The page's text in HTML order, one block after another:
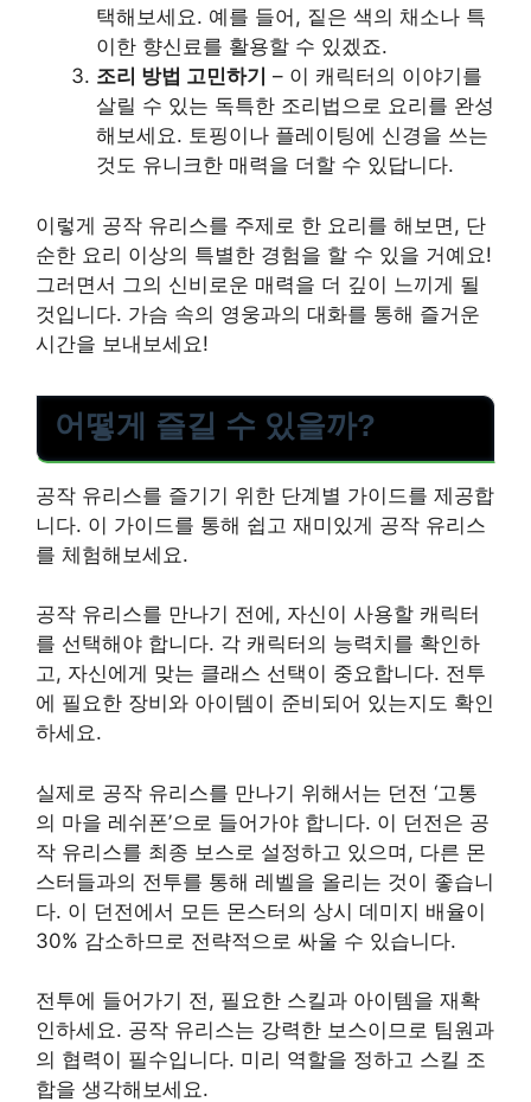
택해보세요. 예를 들어, 짙은 색의 채소나 특
이한 향신료를 활용할 수 있겠죠.
조리 방법 고민하기 – 이 캐릭터의 이야기를
살릴 수 있는 독특한 조리법으로 요리를 완성
해보세요. 토핑이나 플레이팅에 신경을 쓰는
것도 유니크한 매력을 더할 수 있답니다.
이렇게 공작 유리스를 주제로 한 요리를 해보면, 단
순한 요리 이상의 특별한 경험을 할 수 있을 거예요!
그러면서 그의 신비로운 매력을 더 깊이 느끼게 될
것입니다. 가슴 속의 영웅과의 대화를 통해 즐거운
시간을 보내보세요!
어떻게 즐길 수 있을까?
공작 유리스를 즐기기 위한 단계별 가이드를 제공합
니다. 이 가이드를 통해 쉽고 재미있게 공작 유리스
를 체험해보세요.
공작 유리스를 만나기 전에, 자신이 사용할 캐릭터
를 선택해야 합니다. 각 캐릭터의 능력치를 확인하
고, 자신에게 맞는 클래스 선택이 중요합니다. 전투
에 필요한 장비와 아이템이 준비되어 있는지도 확인
하세요.
실제로 공작 유리스를 만나기 위해서는 던전 ‘고통
의 마을 레쉬폰’으로 들어가야 합니다. 이 던전은 공
작 유리스를 최종 보스로 설정하고 있으며, 다른 몬
스터들과의 전투를 통해 레벨을 올리는 것이 좋습니
다. 이 던전에서 모든 몬스터의 상시 데미지 배율이
30% 감소하므로 전략적으로 싸울 수 있습니다.
전투에 들어가기 전, 필요한 스킬과 아이템을 재확
인하세요. 공작 유리스는 강력한 보스이므로 팀원과
의 협력이 필수입니다. 미리 역할을 정하고 스킬 조
합을 생각해보세요.